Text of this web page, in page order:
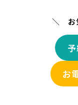
＼ お
お